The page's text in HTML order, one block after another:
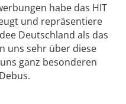
habe das HIT
und repräsentiere
Deutschland als das
uns sehr über diese
ganz besonderen